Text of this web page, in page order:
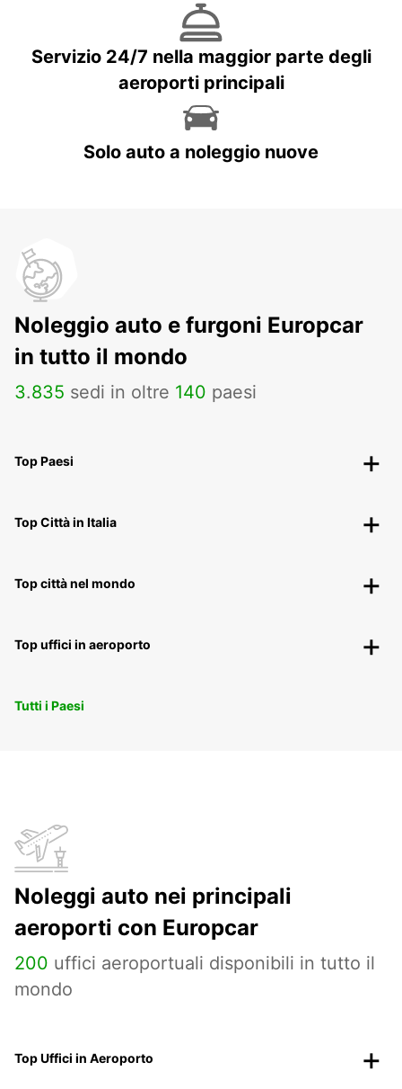
Servizio 24/7 nella maggior parte degli
aeroporti principali
Solo auto a noleggio nuove
Noleggio auto e furgoni Europcar
in tutto il mondo
3.835 sedi in oltre 140 paesi
Top Paesi
Top Città in Italia
Top città nel mondo
Top uffici in aeroporto
Tutti i Paesi
Noleggi auto nei principali
aeroporti con Europcar
200 uffici aeroportuali disponibili in tutto il
mondo
Top Uffici in Aeroporto